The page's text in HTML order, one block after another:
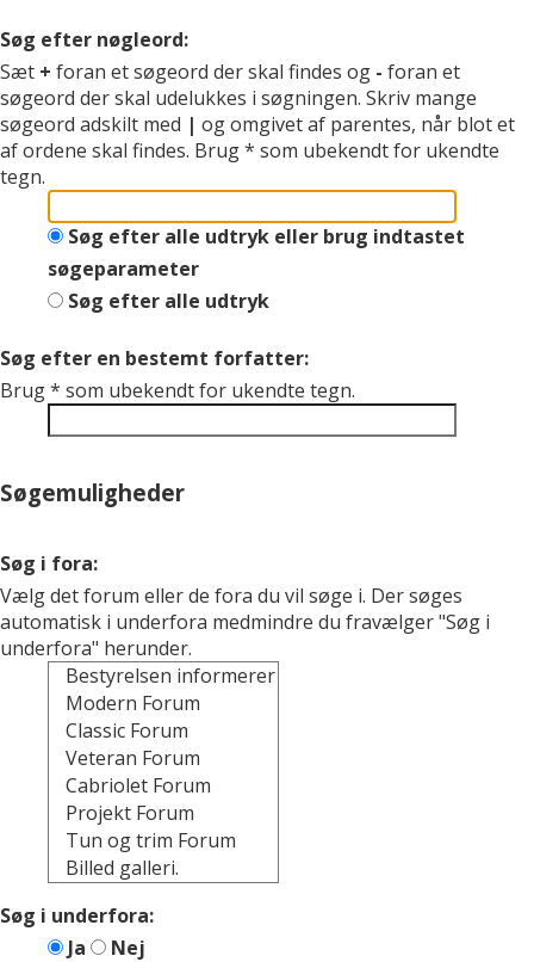
Søg efter nøgleord:
Sæt + foran et søgeord der skal findes og - foran et
søgeord der skal udelukkes i søgningen. Skriv mange
søgeord adskilt med | og omgivet af parentes, når blot et
af ordene skal findes. Brug * som ubekendt for ukendte
tegn.
Søg efter alle udtryk eller brug indtastet
søgeparameter
Søg efter alle udtryk
Søg efter en bestemt forfatter:
Brug * som ubekendt for ukendte tegn.
Søgemuligheder
Søg i fora:
Vælg det forum eller de fora du vil søge i. Der søges
automatisk i underfora medmindre du fravælger "Søg i
underfora" herunder.
Søg i underfora:
Ja
Nej